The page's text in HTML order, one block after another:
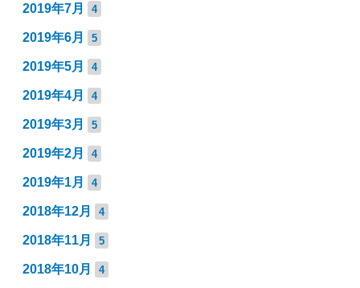
2019年7月 4
2019年6月 5
2019年5月 4
2019年4月 4
2019年3月 5
2019年2月 4
2019年1月 4
2018年12月 4
2018年11月 5
2018年10月 4